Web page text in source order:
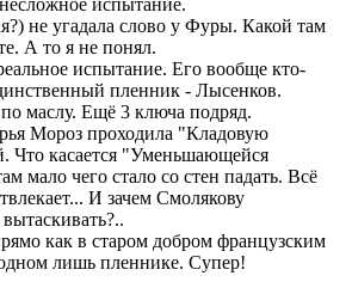
испытание.
не угадала слово у Фуры. Какой там
А то я не понял.
испытание. Его вообще кто-
пленник - Лысенков.
маслу. Ещё 3 ключа подряд.
Мороз проходила "Кладовую
Что касается "Уменьшающейся
мало чего стало со стен падать. Всё
И зачем Смолякову
как в старом добром французским
лишь пленнике. Супер!